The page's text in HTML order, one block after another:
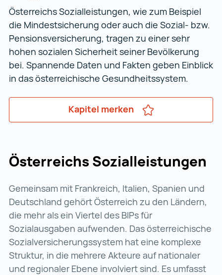
Österreichs Sozialleistungen, wie zum Beispiel
die Mindest­sicherung oder auch die Sozial- bzw.
Pensions­versicherung, tragen zu einer sehr
hohen sozialen Sicherheit seiner Bevölkerung
bei. Spannende Daten und Fakten geben Einblick
in das österreichische Gesundheitssystem.
Kapitel merken
Österreichs Sozialleistungen
Gemeinsam mit Frankreich, Italien, Spanien und
Deutschland gehört Österreich zu den Ländern,
die mehr als ein Viertel des BIPs für
Sozialausgaben aufwenden. Das österreichische
Sozialversicherungs­system hat eine komplexe
Struktur, in die mehrere Akteure auf nationaler
und regionaler Ebene involviert sind. Es umfasst